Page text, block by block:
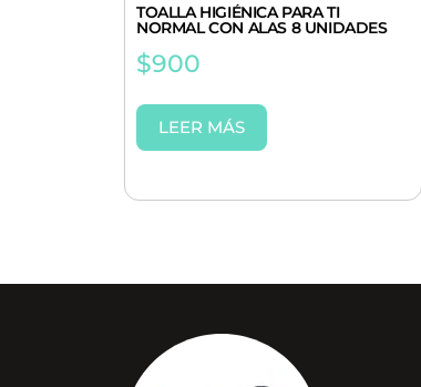
TOALLA HIGIÉNICA PARA TI
NORMAL CON ALAS 8 UNIDADES
$900
LEER MÁS